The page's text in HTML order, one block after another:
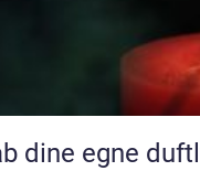
dine egne